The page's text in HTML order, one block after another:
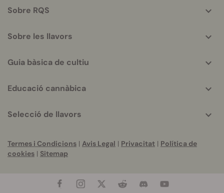
Sobre RQS
Sobre les llavors
Guia bàsica de cultiu
Educació cannàbica
Selecció de llavors
Termes i Condicions | Avis Legal | Privacitat | Política de
cookies | Sitemap